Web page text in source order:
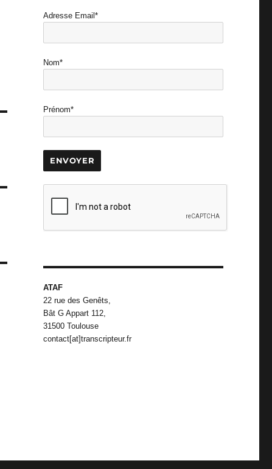
Adresse Email*
Nom*
Prénom*
ATAF
22 rue des Genêts,
Bât G Appart 112,
31500 Toulouse
contact[at]transcripteur.fr